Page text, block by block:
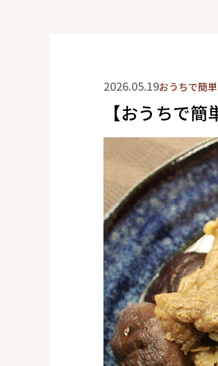
2026.05.19おうちで簡
【おうちで